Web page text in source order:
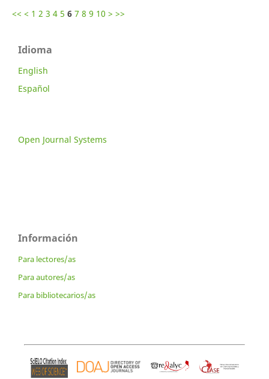
<< < 1 2 3 4 5 6 7 8 9 10 > >>
Idioma
English
Español
Open Journal Systems
Información
Para lectores/as
Para autores/as
Para bibliotecarios/as